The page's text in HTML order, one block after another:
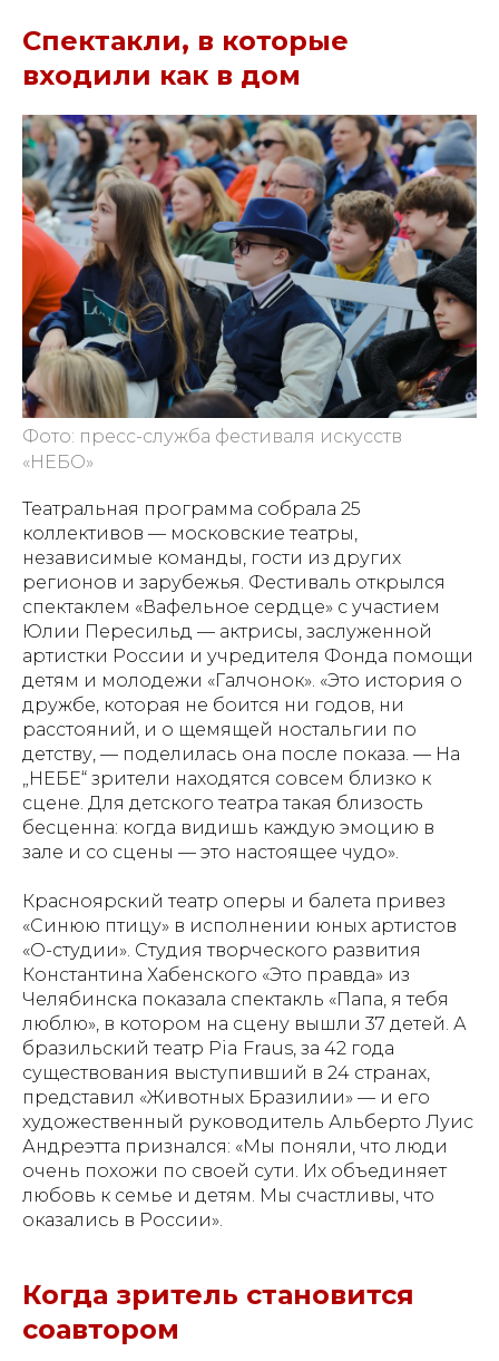
Спектакли, в которые
входили как в дом
Фото: пресс-служба фестиваля искусств
«НЕБО»
Театральная программа собрала 25
коллективов — московские театры,
независимые команды, гости из других
регионов и зарубежья. Фестиваль открылся
спектаклем «Вафельное сердце» с участием
Юлии Пересильд — актрисы, заслуженной
артистки России и учредителя Фонда помощи
детям и молодежи «Галчонок». «Это история о
дружбе, которая не боится ни годов, ни
расстояний, и о щемящей ностальгии по
детству, — поделилась она после показа. — На
„НЕБЕ“ зрители находятся совсем близко к
сцене. Для детского театра такая близость
бесценна: когда видишь каждую эмоцию в
зале и со сцены — это настоящее чудо».
Красноярский театр оперы и балета привез
«Синюю птицу» в исполнении юных артистов
«О-студии». Студия творческого развития
Константина Хабенского «Это правда» из
Челябинска показала спектакль «Папа, я тебя
люблю», в котором на сцену вышли 37 детей. А
бразильский театр Pia Fraus, за 42 года
существования выступивший в 24 странах,
представил «Животных Бразилии» — и его
художественный руководитель Альберто Луис
Андреэтта признался: «Мы поняли, что люди
очень похожи по своей сути. Их объединяет
любовь к семье и детям. Мы счастливы, что
оказались в России».
Когда зритель становится
соавтором